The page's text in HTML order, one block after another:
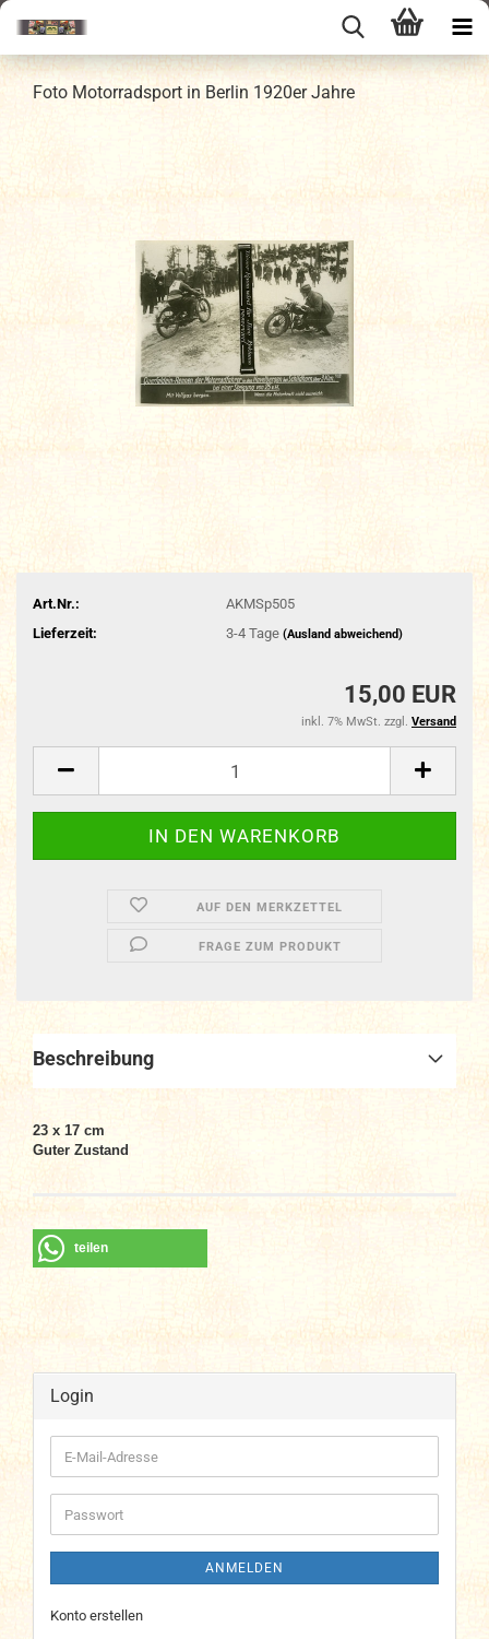
Foto Motorradsport in Berlin 1920er Jahre
Art.Nr.:
AKMSp505
Lieferzeit:
3-4 Tage (Ausland abweichend)
15,00 EUR
inkl. 7% MwSt. zzgl. Versand
AUF DEN MERKZETTEL
FRAGE ZUM PRODUKT
Beschreibung
23 x 17 cm
Guter Zustand
teilen
Login
E-
Mail-
Adresse
Passwort
ANMELDEN
Konto erstellen